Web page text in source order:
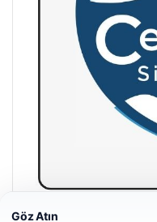
Göz Atın